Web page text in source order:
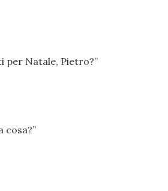
per Natale, Pietro?”
cosa?”